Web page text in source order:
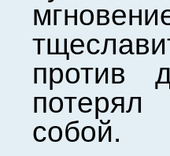
против
потерял
собой.